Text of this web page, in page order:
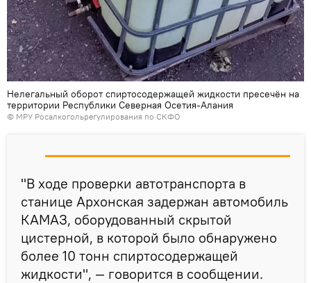
Нелегальный оборот спиртосодержащей жидкости пресечён на
территории Республики Северная Осетия-Алания
© МРУ Росалкогольрегулирования по СКФО
"В ходе проверки автотранспорта в
станице Архонская задержан автомобиль
КАМАЗ, оборудованный скрытой
цистерной, в которой было обнаружено
более 10 тонн спиртосодержащей
жидкости", — говорится в сообщении.